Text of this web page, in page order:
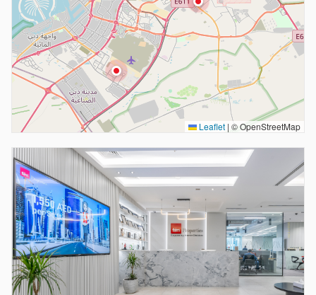
Leaflet | © OpenStreetMap
fäm — Motor City
Apex Atrium, Motor City, Dubai
fäm — Al Furjan
Al Furjan West Pavilion, Al Furjan, Dubai
fäm — Jumeirah Park
fäm — Jumeirah Village Circle
JVC District 12, Dubai
fäm — Villanova
Villanova Town Centre, Dubailand, Dubai
fäm — Dubai Creek Harbour